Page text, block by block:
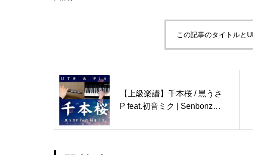
この記事のタイトルと
【上級楽譜】千本桜 / 黒うさ
P feat.初音ミク | Senbonzak
ト&ピアノ / Flute&Piano Co